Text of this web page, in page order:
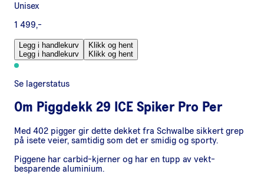
Unisex
1 499,-
Legg i handlekurv
Legg i handlekurv
Klikk og hent
Klikk og hent
Se lagerstatus
Om Piggdekk 29 ICE Spiker Pro Per
Med 402 pigger gir dette dekket fra Schwalbe sikkert grep
på isete veier, samtidig som det er smidig og sporty.
Piggene har carbid-kjerner og har en tupp av vekt-
besparende aluminium.